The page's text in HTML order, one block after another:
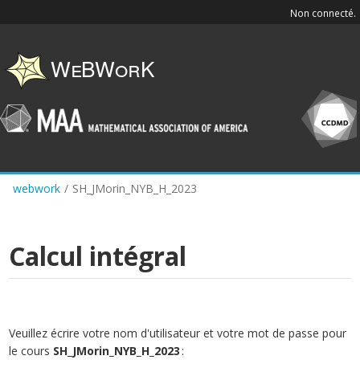
content
Non connecté.
webwork / SH_JMorin_NYB_H_2023
Calcul intégral
Veuillez écrire votre nom d'utilisateur et votre mot de passe pour
le cours SH_JMorin_NYB_H_2023 :